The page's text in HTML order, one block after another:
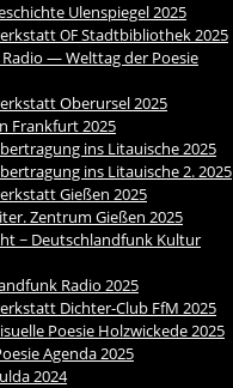
Ulenspiegel 2025
OFStadtbibliothek 2025
— Welttag der Poesie
Oberursel 2025
Frankfurt 2025
ins Litauische 2025
ins Litauische 2. 2025
Gießen 2025
Zentrum Gießen 2025
~ Deutschlandfunk Kultur
Radio 2025
Dichter-Club FfM 2025
Poesie Holzwickede 2025
Agenda 2025
2024